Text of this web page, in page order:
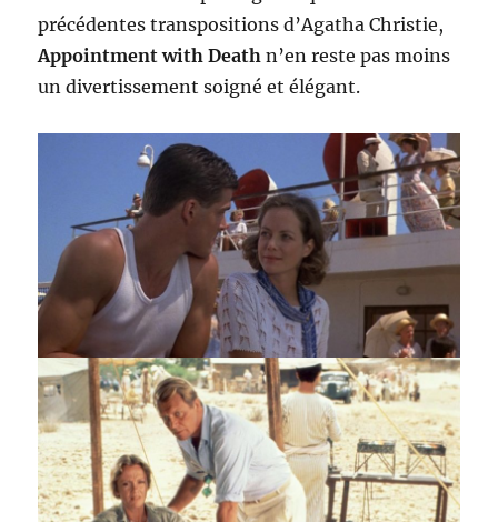
précédentes transpositions d’Agatha Christie,
Appointment with Death n’en reste pas moins
un divertissement soigné et élégant.